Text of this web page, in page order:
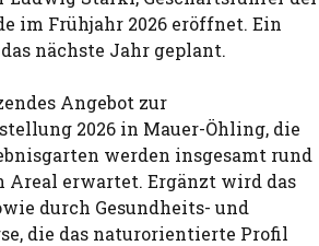
im Frühjahr 2026 eröffnet. Ein
nächste Jahr geplant.
Angebot zur
2026 in Mauer-Öhling, die
werden insgesamt rund
Areal erwartet. Ergänzt wird das
durch Gesundheits- und
die das naturorientierte Profil